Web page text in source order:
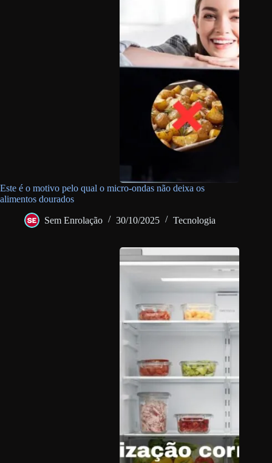
Este é o motivo pelo qual o micro-ondas não deixa os
alimentos dourados
Sem Enrolação 30/10/2025 Tecnologia